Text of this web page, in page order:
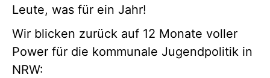
Leute, was für ein Jahr!
Wir blicken zurück auf 12 Monate voller
Power für die kommunale Jugendpolitik in
NRW: